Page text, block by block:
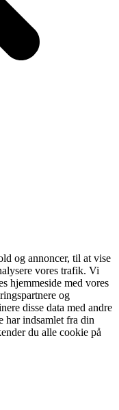
og annoncer, til at vise
vores trafik. Vi
hjemmeside med vores
og
disse data med andre
har indsamlet fra din
du alle cookie på